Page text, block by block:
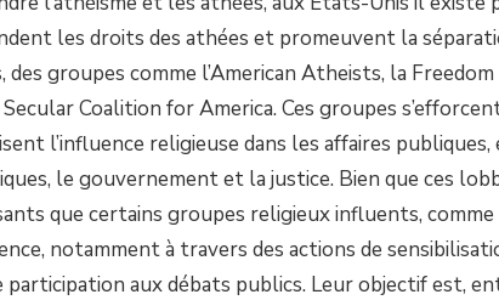
les droits des athées et promeuvent la
des groupes comme l’American Atheists, la
Coalition for America. Ces groupes
l’influence religieuse dans les affaires
le gouvernement et la justice. Bien que ces
que certains groupes religieux influents,
notamment à travers des actions de
participation aux débats publics. Leur objectif est,